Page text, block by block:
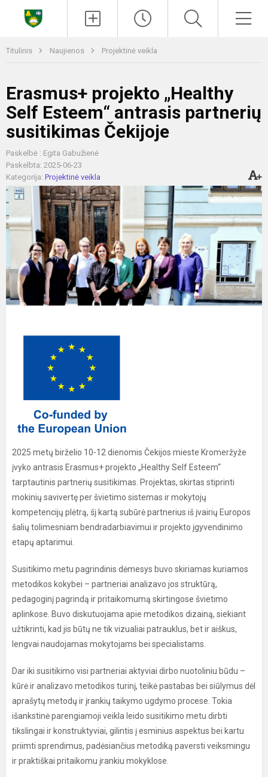
Titulinis Naujienos Projektinė veikla
Erasmus+ projekto „Healthy
Self Esteem“ antrasis partnerių
susitikimas Čekijoje
Paskelbė : Egita Gabužienė
Paskelbta: 2025-06-23
Kategorija: Projektinė veikla
2025 metų birželio 10-12 dienomis Čekijos mieste Kromeržyže
įvyko antrasis Erasmus+ projekto „Healthy Self Esteem“
tarptautinis partnerių susitikimas. Projektas, skirtas stiprinti
mokinių savivertę per švietimo sistemas ir mokytojų
kompetencijų plėtrą, šį kartą subūrė partnerius iš įvairių Europos
šalių tolimesniam bendradarbiavimui ir projekto įgyvendinimo
etapų aptarimui.
Susitikimo metu pagrindinis dėmesys buvo skiriamas kuriamos
metodikos kokybei – partneriai analizavo jos struktūrą,
pedagoginį pagrindą ir pritaikomumą skirtingose švietimo
aplinkose. Buvo diskutuojama apie metodikos dizainą, siekiant
užtikrinti, kad jis būtų ne tik vizualiai patrauklus, bet ir aiškus,
lengvai naudojamas mokytojams bei specialistams.
Dar iki susitikimo visi partneriai aktyviai dirbo nuotoliniu būdu –
kūrė ir analizavo metodikos turinį, teikė pastabas bei siūlymus dėl
aprašytų metodų ir įrankių taikymo ugdymo procese. Tokia
išankstinė parengiamoji veikla leido susitikimo metu dirbti
tikslingai ir konstruktyviai, gilintis į esminius aspektus bei kartu
priimti sprendimus, padėsiančius metodiką paversti veiksmingu
ir praktiškai pritaikomu įrankiu mokyklose.